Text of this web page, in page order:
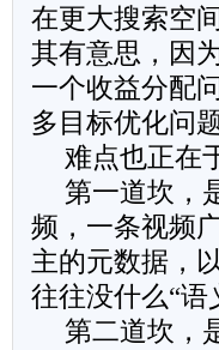
在更大搜索空
其有意思，因
一个收益分配
多目标优化问题
难点也正在
第一道坎，
频，一条视频
主的元数据，
往往没什么“语
第二道坎，